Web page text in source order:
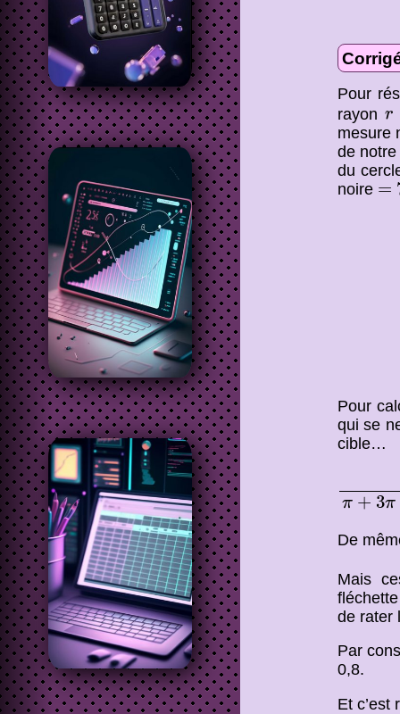
Pour
rayon r
r
mesure
de
du
noire =
=7
Pour
qui se
cible…
π + 3π
De
Mais
de rater
Par
0,8.
Et c’est